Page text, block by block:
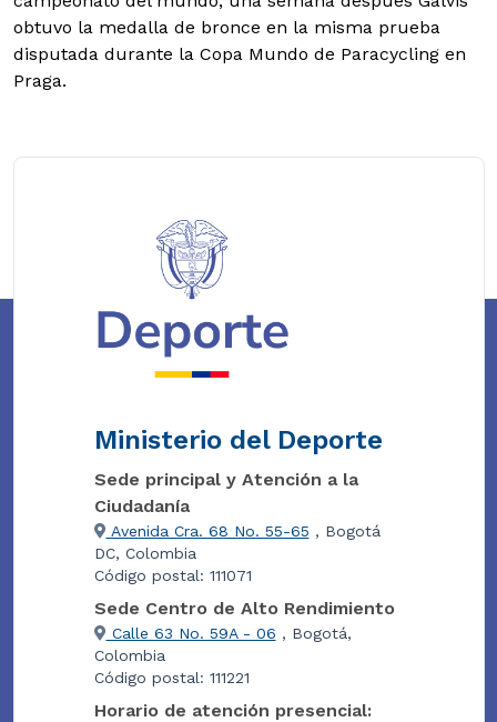
obtuvo la medalla de bronce en la misma prueba
disputada durante la Copa Mundo de Paracycling en
Praga.
Ministerio del Deporte
Sede principal y Atención a la
Ciudadanía
Avenida Cra. 68 No. 55-65 , Bogotá
DC, Colombia
Código postal: 111071
Sede Centro de Alto Rendimiento
Calle 63 No. 59A - 06 , Bogotá,
Colombia
Código postal: 111221
Horario de atención presencial: